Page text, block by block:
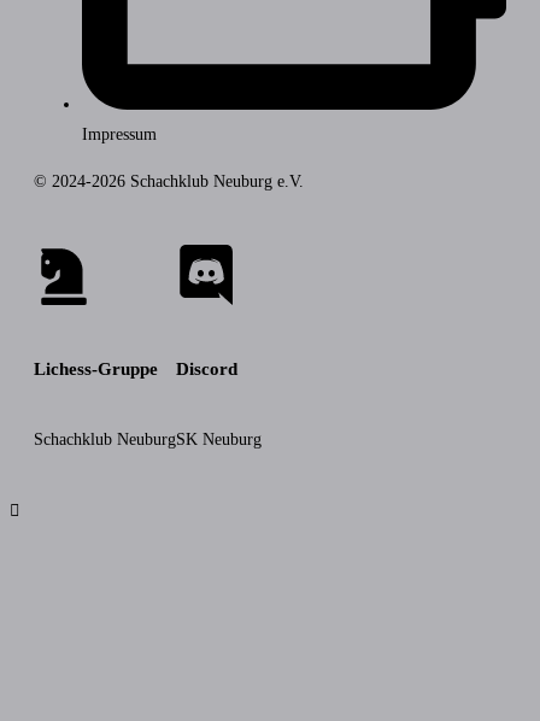
Impressum
© 2024-2026 Schachklub Neuburg e.V.
Lichess-Gruppe
Schachklub Neuburg
Discord
SK Neuburg